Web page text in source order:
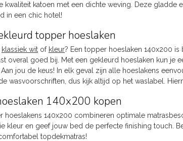
kwaliteit katoen met een dichte weving. Deze
in een chic hotel!
topper hoeslaken
klassiek wit of kleur? Een topper hoeslaken 140x200
overal goed bij. Met een gekleurd hoeslaken kun
jou de keus! In elk geval zijn alle hoeslakens
wasvoorschriften, dus kijk altijd op het waslabel.
140x200 kopen
hoeslakens 140x200 combineren optimale
kleur en geef jouw bed de perfecte finishing touch.
topdekmatras!